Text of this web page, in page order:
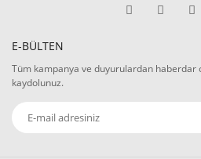
E-BÜLTEN
Tüm kampanya ve duyurulardan haberdar
kaydolunuz.